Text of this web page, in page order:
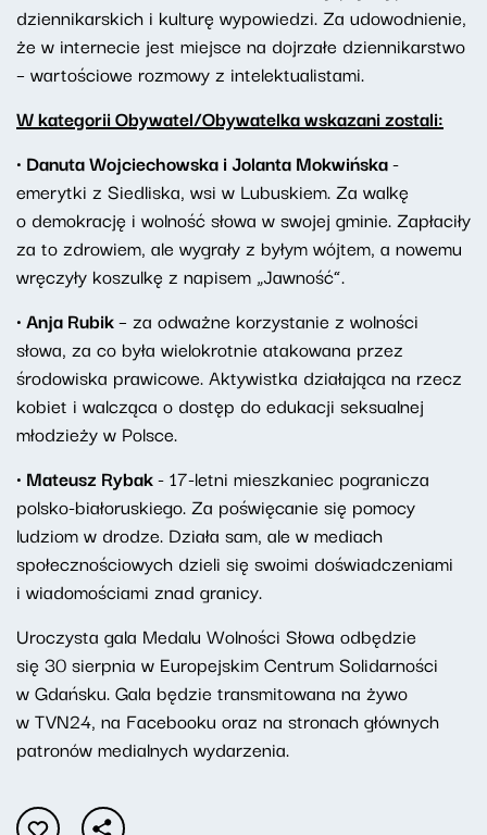
dziennikarskich i kulturę wypowiedzi. Za udowodnienie,
że w internecie jest miejsce na dojrzałe dziennikarstwo
– wartościowe rozmowy z intelektualistami.
W kategorii Obywatel/Obywatelka wskazani zostali:
· Danuta Wojciechowska i Jolanta Mokwińska-
emerytki z Siedliska, wsi w Lubuskiem. Za walkę
o demokrację i wolność słowa w swojej gminie. Zapłaciły
za to zdrowiem, ale wygrały z byłym wójtem, a nowemu
wręczyły koszulkę z napisem „Jawność”.
· Anja Rubik– za odważne korzystanie z wolności
słowa, za co była wielokrotnie atakowana przez
środowiska prawicowe. Aktywistka działająca na rzecz
kobiet i walcząca o dostęp do edukacji seksualnej
młodzieży w Polsce.
· Mateusz Rybak- 17-letni mieszkaniec pogranicza
polsko-białoruskiego. Za poświęcanie się pomocy
ludziom w drodze. Działa sam, ale w mediach
społecznościowych dzieli się swoimi doświadczeniami
i wiadomościami znad granicy.
Uroczysta gala Medalu Wolności Słowa odbędzie
się 30 sierpnia w Europejskim Centrum Solidarności
w Gdańsku. Gala będzie transmitowana na żywo
w TVN24, na Facebooku oraz na stronach głównych
patronów medialnych wydarzenia.